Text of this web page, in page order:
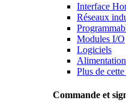
Interface
Réseaux
Modules I/O
Logiciels
Plus de
Commande et